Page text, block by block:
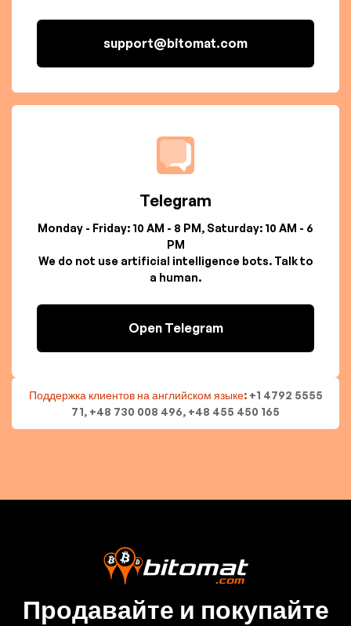
support@bitomat.com
Telegram
Monday - Friday: 10 AM - 8 PM, Saturday: 10 AM - 6
PM
We do not use artificial intelligence bots. Talk to
a human.
Open Telegram
Поддержка клиентов на английском языке: +1 4792 5555
71, +48 730 008 496, +48 455 450 165
Продавайте и покупайте